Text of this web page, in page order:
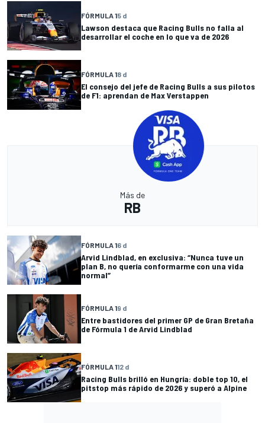
FÓRMULA 15 d
Lawson destaca que Racing Bulls no falla al
desarrollar el coche en lo que va de 2026
FÓRMULA 18 d
El consejo del jefe de Racing Bulls a sus pilotos
de F1: aprendan de Max Verstappen
Más de
RB
FÓRMULA 16 d
Arvid Lindblad, en exclusiva: “Nunca tuve un
plan B, no quería conformarme con una vida
normal”
FÓRMULA 19 d
Entre bastidores del primer GP de Gran Bretaña
de Fórmula 1 de Arvid Lindblad
FÓRMULA 112 d
Racing Bulls brilló en Hungría: doble top 10, el
pitstop más rápido de 2026 y superó a Alpine